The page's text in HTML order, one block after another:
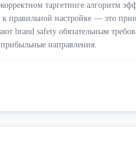
таргетинге алгоритм
настройке — это
brand safety обязательным
направления.